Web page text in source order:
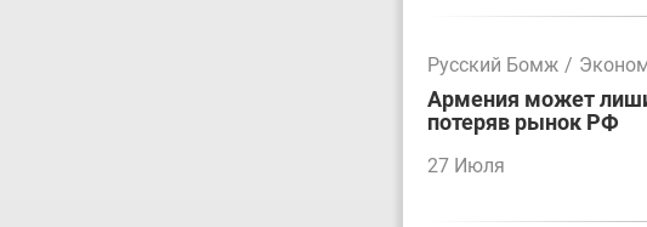
Русский Бомж /
Армения может
потеряв рынок РФ
27 Июля